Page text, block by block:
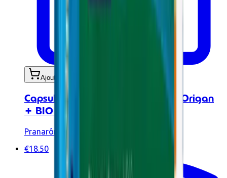
Ajouter au panier
Capsules aux huiles essentielles - Origan
+ BIO - 30 caps
Pranarôm
€18.50